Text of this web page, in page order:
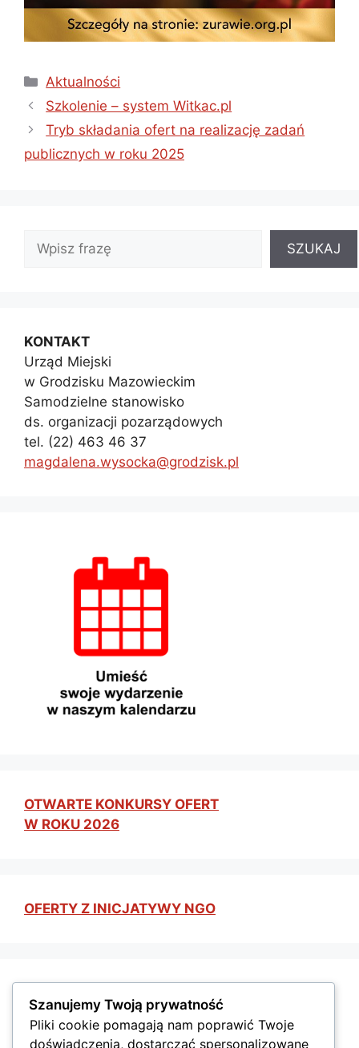
Kategorie
Aktualności
Szkolenie – system Witkac.pl
Tryb składania ofert na realizację zadań
publicznych w roku 2025
SZUKAJ
KONTAKT
Urząd Miejski
w Grodzisku Mazowieckim
Samodzielne stanowisko
ds. organizacji pozarządowych
tel. (22) 463 46 37
magdalena.wysocka@grodzisk.pl
OTWARTE KONKURSY OFERT
W ROKU 2026
OFERTY Z INICJATYWY NGO
Szanujemy Twoją prywatność
Pliki cookie pomagają nam poprawić Twoje
doświadczenia, dostarczać spersonalizowane